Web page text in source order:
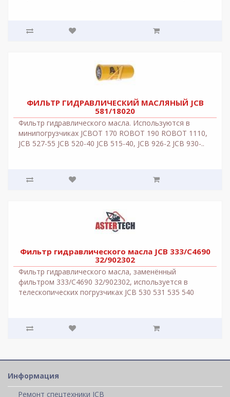
ФИЛЬТР ГИДРАВЛИЧЕСКИЙ МАСЛЯНЫЙ JCB
581/18020
Фильтр гидравлического масла. Используются в
минипогрузчиках JCBOT 170 ROBOT 190 ROBOT 1110,
JCB 527-55 JCB 520-40 JCB 515-40, JCB 926-2 JCB 930-..
Фильтр гидравлического масла JCB 333/C4690
32/902302
Фильтр гидравлического масла, заменённый
фильтром 333/C4690 32/902302, используется в
телескопических погрузчиках JCB 530 531 535 540
Информация
Ремонт спецтехники JCB